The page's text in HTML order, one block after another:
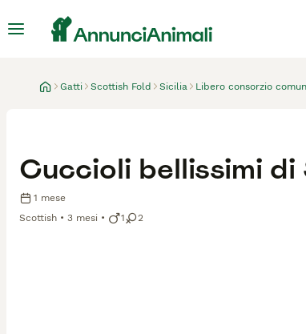
Gatti Scottish Fold Sicilia Libero consorzio
Cuccioli bellissimi di
1 mese
Scottish
3 mesi 1 2